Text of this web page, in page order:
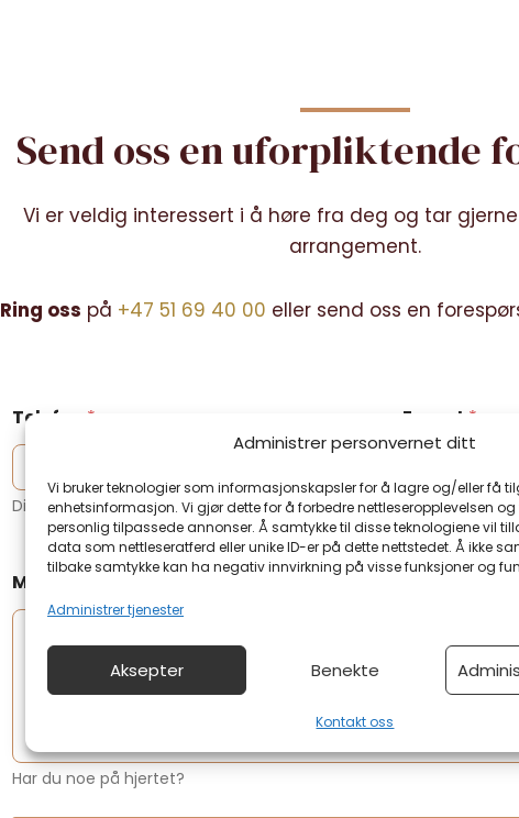
Administrer personvernet ditt
Vi bruker teknologier som informasjonskapsler for å lagre og/eller få
enhetsinformasjon. Vi gjør dette for å forbedre nettleseropplevelsen
personlig tilpassede annonser. Å samtykke til disse teknologiene vil
data som nettleseratferd eller unike ID-er på dette nettstedet. Å ikke
tilbake samtykke kan ha negativ innvirkning på visse funksjoner og
Administrer tjenester
Aksepter Benekte
Kontakt oss
Send oss en uforpliktende
Vi er veldig interessert i å høre fra deg og tar
arrangement.
Ring oss på +47 51 69 40 00 eller send oss en
Telefon *
Ditt telefonnummer?
E-post *
Din e-
Melding
Har du noe på hjertet?